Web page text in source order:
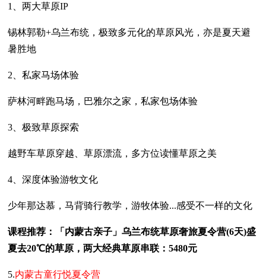
1、两大草原IP
锡林郭勒+乌兰布统，极致多元化的草原风光，亦是夏天避
暑胜地
2、私家马场体验
萨林河畔跑马场，巴雅尔之家，私家包场体验
3、极致草原探索
越野车草原穿越、草原漂流，多方位读懂草原之美
4、深度体验游牧文化
少年那达慕，马背骑行教学，游牧体验...感受不一样的文化
课程推荐：「内蒙古亲子」乌兰布统草原奢旅夏令营(6天)盛
夏去20℃的草原，两大经典草原串联：5480元
5.内蒙古童行悦夏令营